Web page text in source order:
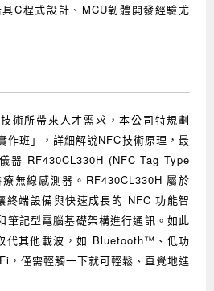
用
作學習整合
發
像辨識
應用實作
合設計
程
班
訓練班
發班
訓練班
發
班
作班
實戰人才就業班
發人才就業班
養成班
MCU
用
別實戰
務
照班
冬/夏令營
班
從資料結構到演算法
程
C程式設計、MCU韌體開發經驗尤
術所帶來人才需求，本公司特規劃
作班」，詳細解說NFC技術原理，最
器 RF430CL330H (NFC Tag Type
無線感測器。RF430CL330H 屬於
終端設備與快速成長的 NFC 功能智
筆記型電腦基礎架構進行通訊。如此
代其他載波，如 Bluetooth™、低功
，僅需輕觸一下就可輕鬆、直覺地進